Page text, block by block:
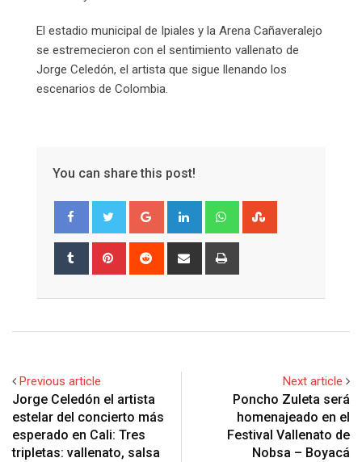
El estadio municipal de Ipiales y la Arena Cañaveralejo
se estremecieron con el sentimiento vallenato de
Jorge Celedón, el artista que sigue llenando los
escenarios de Colombia.
You can share this post!
Google+ LinkedIn Whatsapp
Tumblr Pinterest Reddit
Share
Previous article
Jorge Celedón el artista
estelar del concierto más
esperado en Cali: Tres
tripletas: vallenato, salsa
Next article
Poncho Zuleta será
homenajeado en el
Festival Vallenato de
Nobsa – Boyacá